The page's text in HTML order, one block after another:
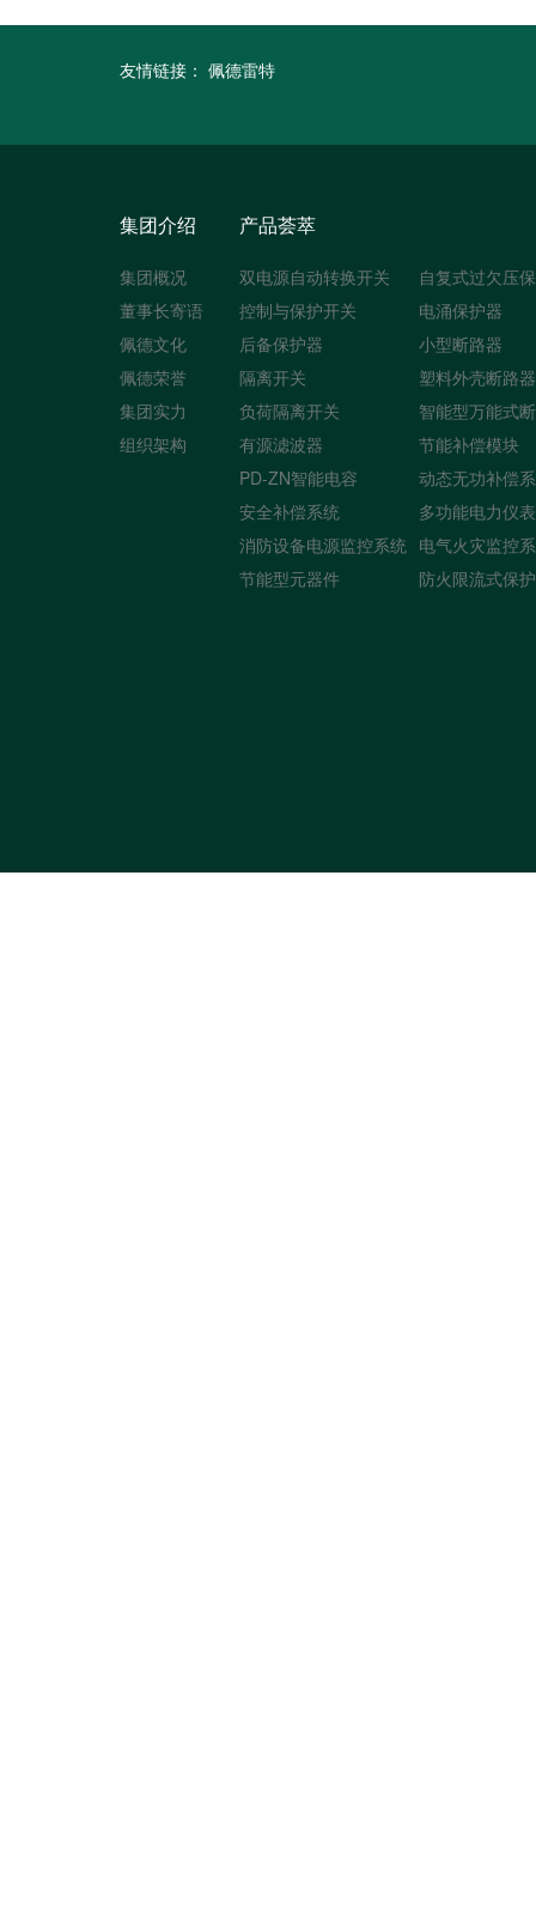
友情链接： 佩德雷特
集团介绍
集团概况
董事长寄语
佩德文化
佩德荣誉
集团实力
组织架构
产品荟萃
双电源自动转换开关
自复式过欠压
控制与保护开关
电涌保护器
后备保护器
小型断路器
隔离开关
塑料外壳断路器
负荷隔离开关
智能型万能式
有源滤波器
节能补偿模块
PD-ZN智能电容
动态无功补偿
安全补偿系统
多功能电力仪表
消防设备电源监控系统 电气火灾监控
节能型元器件
防火限流式保